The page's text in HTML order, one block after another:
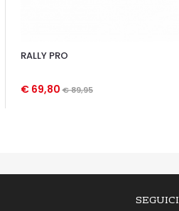
RALLY PRO
€ 69,80€ 89,95
SEGUICI